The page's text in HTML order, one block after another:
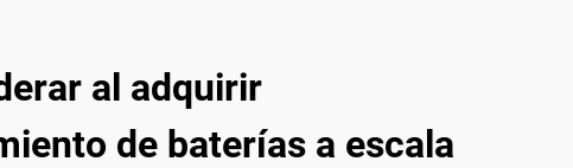
al adquirir
de baterías a escala